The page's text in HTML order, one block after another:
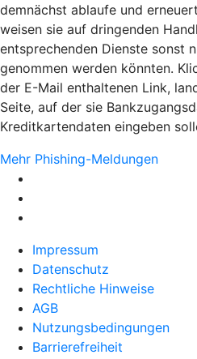
demnächst ablaufe und
weisen sie auf dringenden
entsprechenden Dienste sonst
genommen werden könnten.
der E-Mail enthaltenen Link,
Seite, auf der sie
Kreditkartendaten eingeben
Mehr Phishing-Meldungen
Impressum
Datenschutz
Rechtliche Hinweise
AGB
Nutzungsbedingungen
Barrierefreiheit